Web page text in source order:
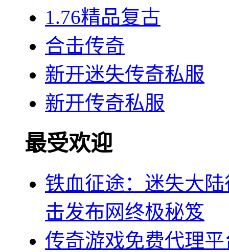
1.76精品复古
合击传奇
新开迷失传奇私服
新开传奇私服
最受欢迎
铁血征途：迷失大
击发布网终极秘笈
传奇游戏免费代理